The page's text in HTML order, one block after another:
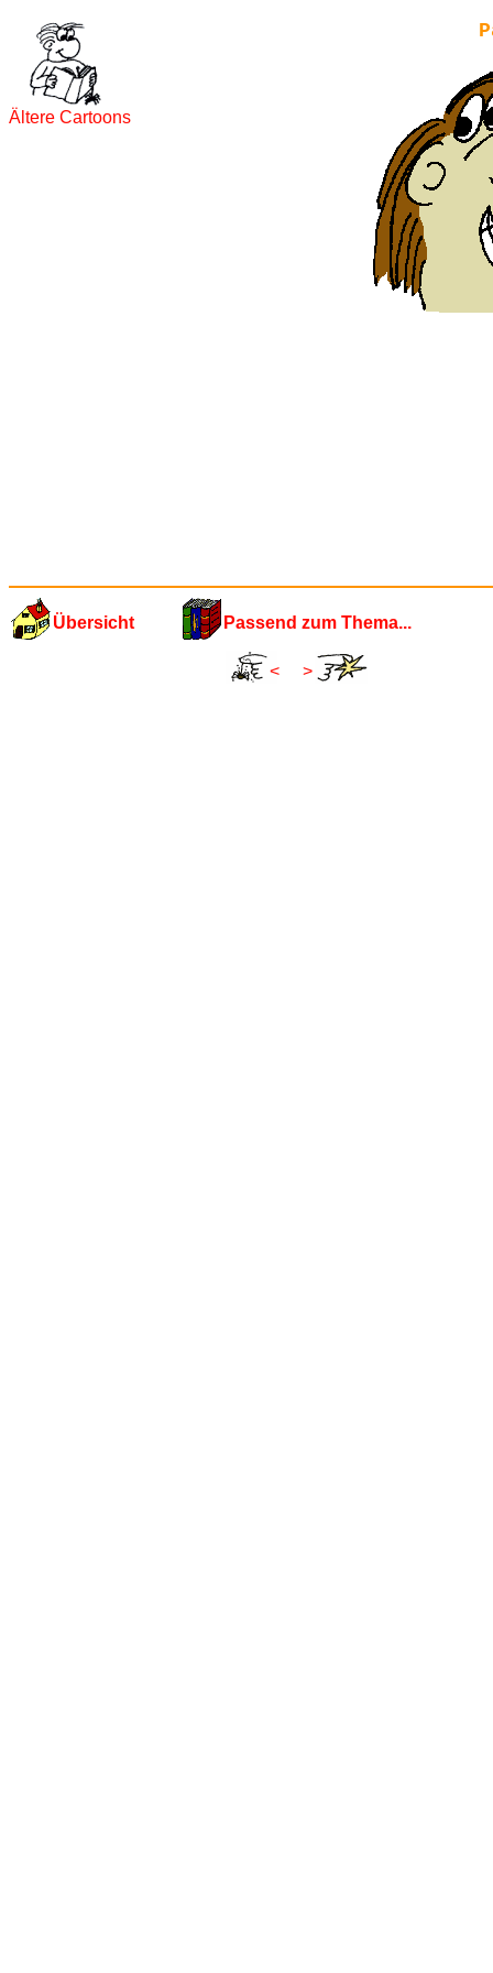
Ältere Cartoons
Übersicht Passend zum Thema...
< >